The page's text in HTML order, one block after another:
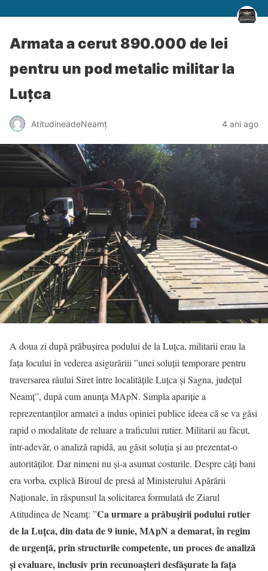
Armata a cerut 890.000 de lei
pentru un pod metalic militar la
Luțca
AtitudineadeNeamț 4 ani ago
A doua zi după prăbușirea podului de la Luțca, militarii erau la
fața locului în vederea asigurăriii ”unei soluţii temporare pentru
traversarea râului Siret între localităţile Luţca şi Sagna, judeţul
Neamţ”, după cum anunţa MApN. Simpla apariție a
reprezentanților armatei a indus opiniei publice ideea că se va găsi
rapid o modalitate de reluare a traficului rutier. Militarii au făcut,
într-adevăr, o analiză rapidă, au găsit soluția și au prezentat-o
autorităților. Dar nimeni nu și-a asumat costurile. Despre câți bani
era vorba, explică Biroul de presă al Ministerului Apărării
Naționale, în răspunsul la solicitarea formulată de Ziarul
Atitudinea de Neamț: ”Ca urmare a prăbușirii podului rutier
de la Luțca, din data de 9 iunie, MApN a demarat, în regim
de urgență, prin structurile competente, un proces de analiză
și evaluare, inclusiv prin recunoașteri desfășurate la fața